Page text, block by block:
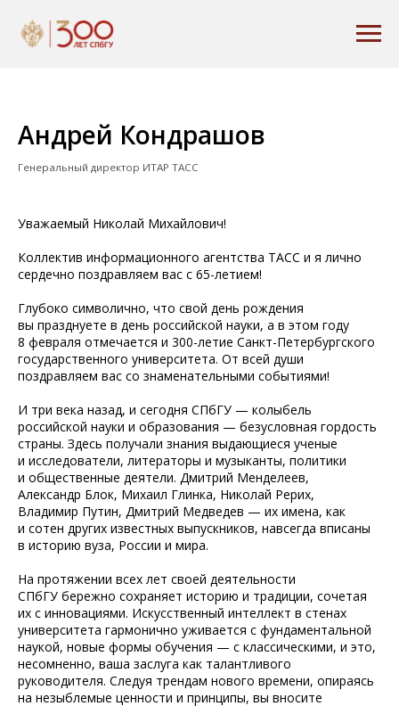
Андрей Кондрашов
Генеральный директор ИТАР ТАСС
Уважаемый Николай Михайлович!
Коллектив информационного агентства ТАСС и я лично
сердечно поздравляем вас с 65-летием!
Глубоко символично, что свой день рождения
вы празднуете в день российской науки, а в этом году
8 февраля отмечается и 300-летие Санкт-Петербургского
государственного университета. От всей души
поздравляем вас со знаменательными событиями!
И три века назад, и сегодня СПбГУ — колыбель
российской науки и образования — безусловная гордость
страны. Здесь получали знания выдающиеся ученые
и исследователи, литераторы и музыканты, политики
и общественные деятели. Дмитрий Менделеев,
Александр Блок, Михаил Глинка, Николай Рерих,
Владимир Путин, Дмитрий Медведев — их имена, как
и сотен других известных выпускников, навсегда вписаны
в историю вуза, России и мира.
На протяжении всех лет своей деятельности
СПбГУ бережно сохраняет историю и традиции, сочетая
их с инновациями. Искусственный интеллект в стенах
университета гармонично уживается с фундаментальной
наукой, новые формы обучения — с классическими, и это,
несомненно, ваша заслуга как талантливого
руководителя. Следуя трендам нового времени, опираясь
на незыблемые ценности и принципы, вы вносите